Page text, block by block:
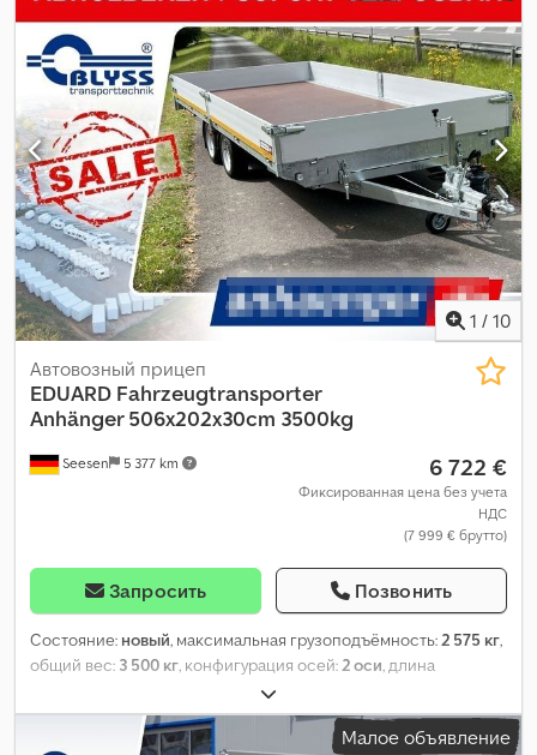
1 / 10
Seesen 5 377 km
Автовозный прицеп
EDUARD Fahrzeugtransporter
Anhänger 506x202x30cm 3500kg
6 722 €
Фиксированная цена без учета
НДС
(7 999 € брутто)
Запросить Позвонить
Состояние: новый, максимальная грузоподъёмность: 2 575 кг,
общий вес: 3 500 кг , конфигурация осей: 2 оси , длина
, ширина пространства для
загрузки:2 020 мм, высота грузового отсека:300 мм,
Малое объявление